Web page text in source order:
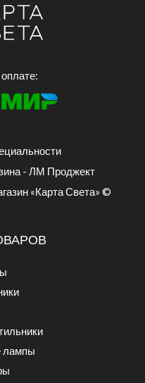
- ЛМ Проджект
«Карта Света» ©
лампы